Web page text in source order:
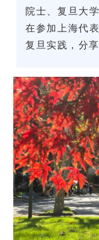
院士、复旦大
在参加上海代
复旦实践，分